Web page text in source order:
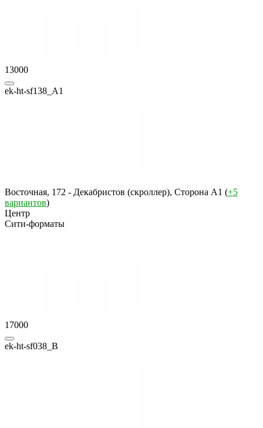
13000
ek-ht-sf138_A1
Восточная, 172 - Декабристов (скроллер), Сторона A1 (+5
вариантов)
Центр
Сити-форматы
17000
ek-ht-sf038_B